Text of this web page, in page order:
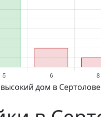
дом в